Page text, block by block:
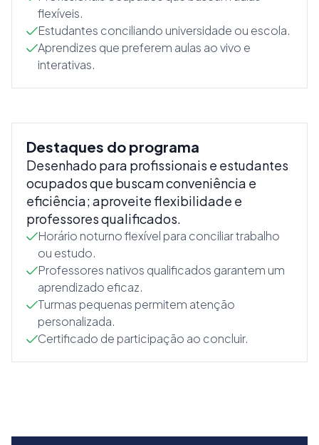
flexíveis.
Estudantes conciliando universidade ou escola.
Aprendizes que preferem aulas ao vivo e
interativas.
Destaques do programa
Desenhado para profissionais e estudantes
ocupados que buscam conveniência e
eficiência; aproveite flexibilidade e
professores qualificados.
Horário noturno flexível para conciliar trabalho
ou estudo.
Professores nativos qualificados garantem um
aprendizado eficaz.
Turmas pequenas permitem atenção
personalizada.
Certificado de participação ao concluir.